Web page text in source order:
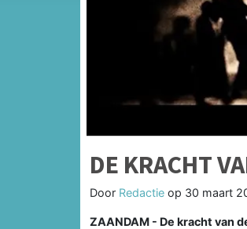
DE KRACHT
Door Redactie op 30 maart
ZAANDAM - De kracht van